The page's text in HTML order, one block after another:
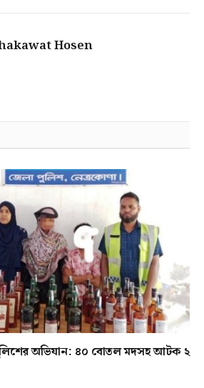
Hosen
পুলিশের অভিযান: ৪০ বোতল মদসহ আটক ২